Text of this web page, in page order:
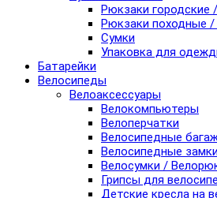
Рюкзаки городские
Рюкзаки походные /
Сумки
Упаковка для
Батарейки
Велосипеды
Велоаксессуары
Велокомпьютеры
Велоперчатки
Велосипедные
Велосипедные замки
Велосумки /
Грипсы для
Детские кресла на